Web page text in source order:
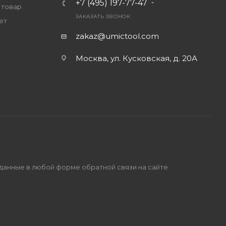
+7 (495) 197-77-47
ЗАКАЗАТЬ ЗВОНОК
zakaz@umictool.com
Москва, ул. Кусковская, д. 20А
в любой форме обратной связи на сайте